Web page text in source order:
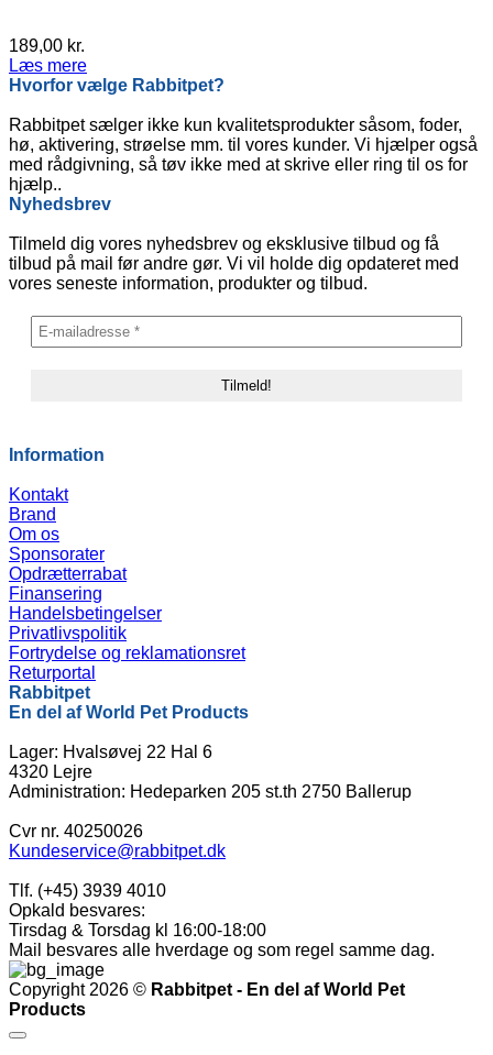
189,00 kr.
Læs mere
Hvorfor vælge Rabbitpet?
Rabbitpet sælger ikke kun kvalitetsprodukter såsom, foder,
hø, aktivering, strøelse mm. til vores kunder. Vi hjælper også
med rådgivning, så tøv ikke med at skrive eller ring til os for
hjælp..
Nyhedsbrev
Tilmeld dig vores nyhedsbrev og eksklusive tilbud og få
tilbud på mail før andre gør. Vi vil holde dig opdateret med
vores seneste information, produkter og tilbud.
Information
Kontakt
Brand
Om os
Sponsorater
Opdrætterrabat
Finansering
Handelsbetingelser
Privatlivspolitik
Fortrydelse og reklamationsret
Returportal
Rabbitpet
En del af World Pet Products
Lager: Hvalsøvej 22 Hal 6
4320 Lejre
Administration: Hedeparken 205 st.th 2750 Ballerup
Cvr nr. 40250026
Kundeservice@rabbitpet.dk
Tlf. (+45) 3939 4010
Opkald besvares:
Tirsdag & Torsdag kl 16:00-18:00
Mail besvares alle hverdage og som regel samme dag.
Copyright 2026 © Rabbitpet - En del af World Pet
Products